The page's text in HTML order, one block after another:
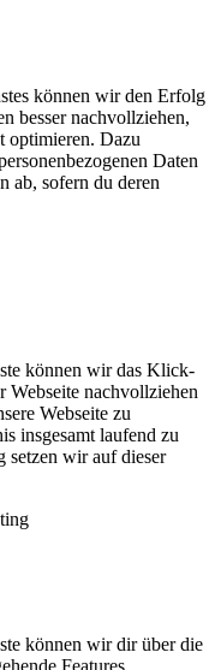
können wir den Erfolg
besser nachvollziehen,
optimieren. Dazu
Daten
ab, sofern du deren
können wir das Klick-
Webseite nachvollziehen
Webseite zu
insgesamt laufend zu
setzen wir auf dieser
können wir dir über die
Features